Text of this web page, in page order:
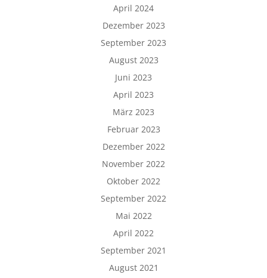
April 2024
Dezember 2023
September 2023
August 2023
Juni 2023
April 2023
März 2023
Februar 2023
Dezember 2022
November 2022
Oktober 2022
September 2022
Mai 2022
April 2022
September 2021
August 2021